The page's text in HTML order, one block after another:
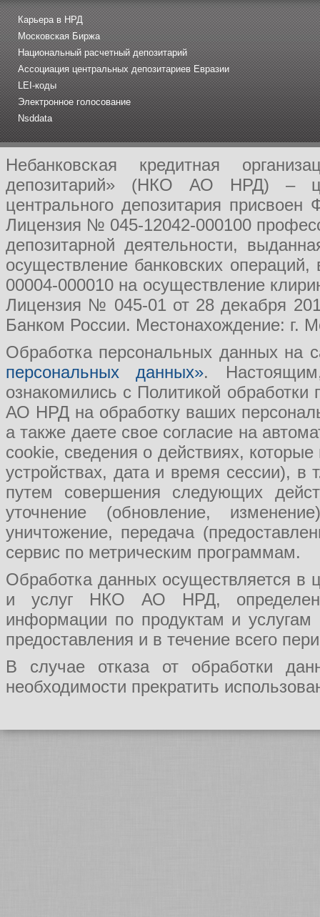
Карьера в НРД
Московская Биржа
Национальный расчетный депозитарий
Ассоциация центральных депозитариев Евразии
LEI-коды
Электронное голосование
Nsddata
Небанковская кредитная
депозитарий» (НКО АО НРД) –
центрального депозитария
Лицензия № 045-12042-000100
депозитарной деятельности,
осуществление банковских
00004-000010 на осуществление
Лицензия № 045-01 от 28 декабря
Банком России. Местонахождение: г.
Обработка персональных данных на
персональных данных».
ознакомились с Политикой
АО НРД на обработку ваших
а также даете свое согласие на
cookie, сведения о действиях,
устройствах, дата и время сессии), в
путем совершения следующих
уточнение (обновление,
уничтожение, передача
сервис по метрическим программам.
Обработка данных осуществляется в
и услуг НКО АО НРД, определения
информации по продуктам и
предоставления и в течение всего
В случае отказа от обработки
необходимости прекратить